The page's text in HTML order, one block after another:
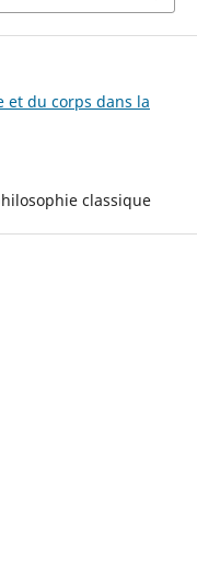
et du corps dans la
classique